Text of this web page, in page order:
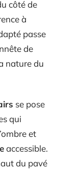
côté de
à
passe
de
nature du
se pose
qui
et
accessible.
du pavé